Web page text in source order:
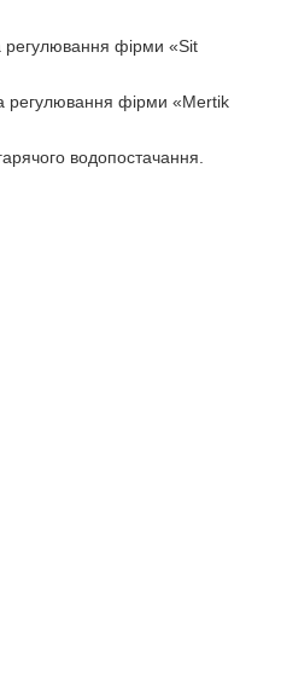
фірми «Sit
регулювання фірми «Mertik
водопостачання.